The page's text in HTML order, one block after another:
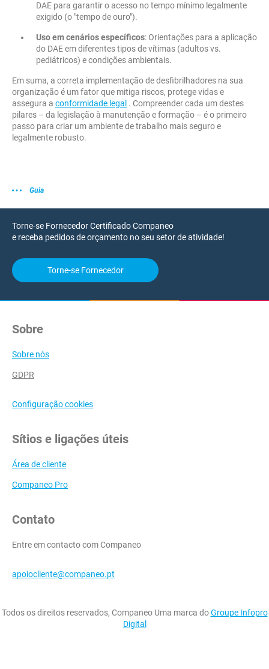
DAE para garantir o acesso no tempo mínimo legalmente
exigido (o "tempo de ouro").
Uso em cenários específicos: Orientações para a aplicação
do DAE em diferentes tipos de vítimas (adultos vs.
pediátricos) e condições ambientais.
Em suma, a correta implementação de desfibrilhadores na sua
organização é um fator que mitiga riscos, protege vidas e
assegura a conformidade legal . Compreender cada um destes
pilares – da legislação à manutenção e formação – é o primeiro
passo para criar um ambiente de trabalho mais seguro e
legalmente robusto.
Guia
Torne-se Fornecedor Certificado Companeo
e receba pedidos de orçamento no seu setor de atividade!
Torne-se Fornecedor
Sobre
Sobre nós
GDPR
Configuração cookies
Sítios e ligações úteis
Área de cliente
Companeo Pro
Contato
Entre em contacto com Companeo
apoiocliente@companeo.pt
Todos os direitos reservados, Companeo Uma marca doGroupe Infopro
Digital